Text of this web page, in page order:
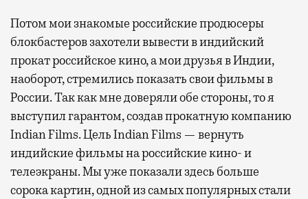
Потом мои знакомые российские продюсеры
блокбастеров захотели вывести в индийский
прокат российское кино, а мои друзья в Индии,
наоборот, стремились показать свои фильмы в
России. Так как мне доверяли обе стороны, то я
выступил гарантом, создав прокатную компанию
Indian Films. Цель Indian Films — вернуть
индийские фильмы на российские кино- и
телеэкраны. Мы уже показали здесь больше
сорока картин, одной из самых популярных стали